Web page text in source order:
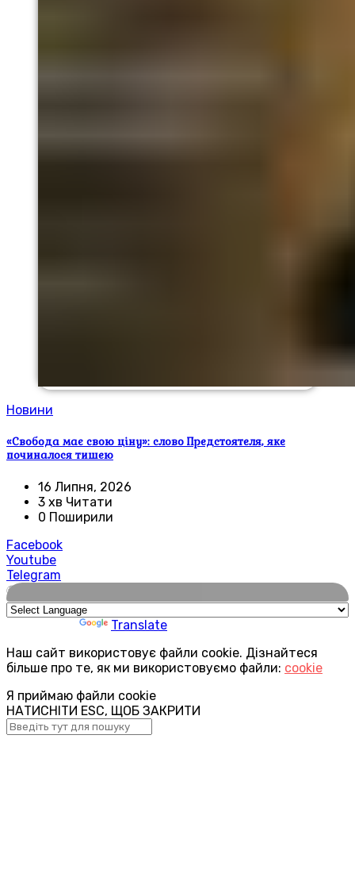
Новини
«Свобода має свою ціну»: слово Предстоятеля, яке
починалося тишею
16 Липня, 2026
3 хв Читати
0 Поширили
Facebook
Youtube
Telegram
🌍
Translate
Наш сайт використовує файли cookie. Дізнайтеся
більше про те, як ми використовуємо файли: cookie
Я приймаю файли cookie
НАТИСНІТИ ESC, ЩОБ ЗАКРИТИ